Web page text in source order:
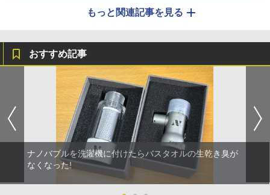
もっと関連記事を見る
おすすめ記事
ナノバブルを洗濯機に付けたらバスタオルの生乾き臭が
なくなった!